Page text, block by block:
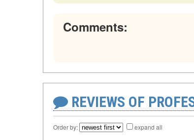
Comments:
REVIEWS OF
Order by: expand all